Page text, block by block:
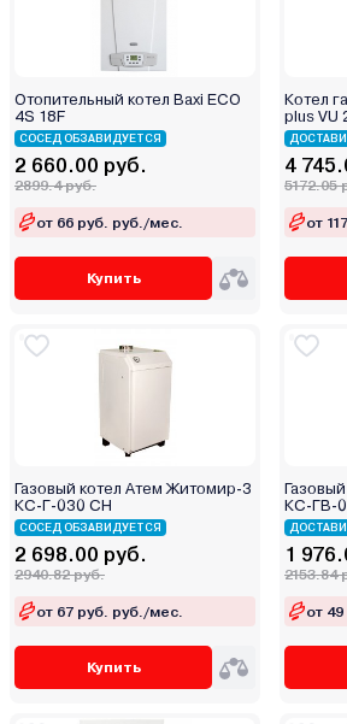
Мозырьсельмаш
ООО "БелКомин"
Очаг
Ратон
Ресанта
Ростовгазоаппарат
Сибирь
Теплоприбор
Термостайл
УМТ
Уралец
Электромаш
Энкор
Отопительный котел Baxi ECO
4S 18F
СОСЕД ОБЗАВИДУЕТСЯ
2 660.00 руб.
2899.4 руб.
от 66 руб. руб./мес.
Купить
Котел
plus VU
4
5172.05
от
Газовый котел Атем Житомир-3
КС-Г-030 СН
СОСЕД ОБЗАВИДУЕТСЯ
2 698.00 руб.
2940.82 руб.
от 67 руб. руб./мес.
Купить
КС-ГВ-
1
2153.84
от